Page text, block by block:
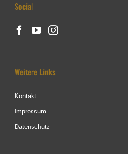
Social
Weitere Links
Kontakt
Impressum
Datenschutz